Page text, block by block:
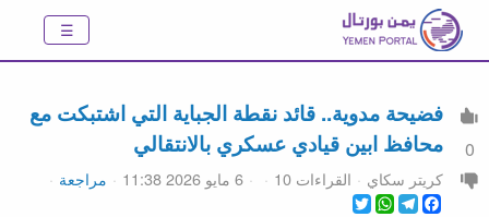
0
فضيحة مدوية.. قائد نقطة الجباية التي اشتبكت مع
محافظ ابين قيادي عسكري بالانتقالي
كريتر سكاي القراءات 10 6 مايو 2026 11:38
مراجعة
Twitter
WhatsApp
Telegram
Facebook